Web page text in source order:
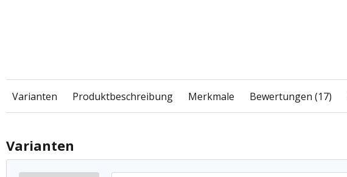
Varianten Produktbeschreibung Merkmale Bewertungen (17)
Varianten